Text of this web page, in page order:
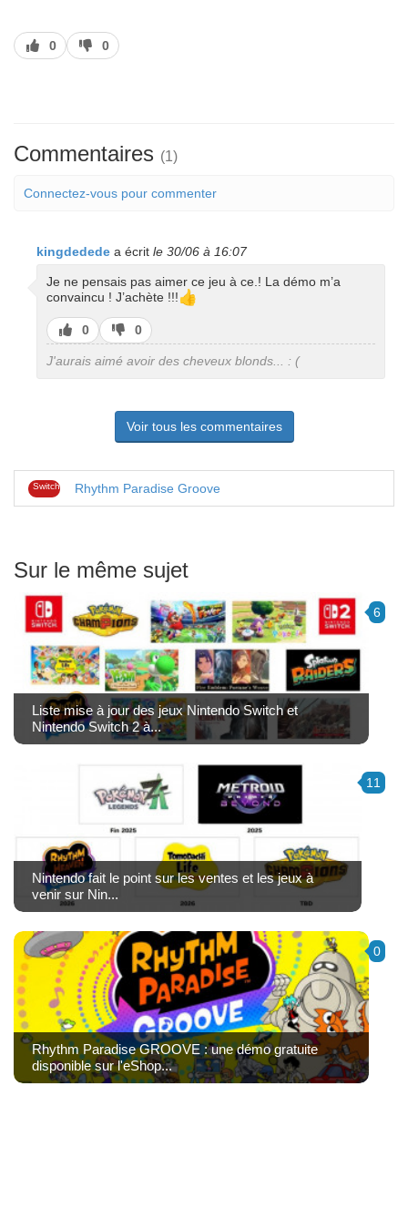
J’aime
0
J’aime
pas
0
Commentaires (1)
Connectez-vous pour commenter
kingdedede a écrit le 30/06 à 16:07
Je ne pensais pas aimer ce jeu à ce.! La démo m’a
convaincu ! J’achète !!!👍
J’aime
0
J’aime
pas
0
J'aurais aimé avoir des cheveux blonds... : (
Voir tous les commentaires
Switch Rhythm Paradise Groove
Sur le même sujet
6
Liste mise à jour des jeux Nintendo Switch et
Nintendo Switch 2 à...
11
Nintendo fait le point sur les ventes et les jeux à
venir sur Nin...
0
Rhythm Paradise GROOVE : une démo gratuite
disponible sur l'eShop...